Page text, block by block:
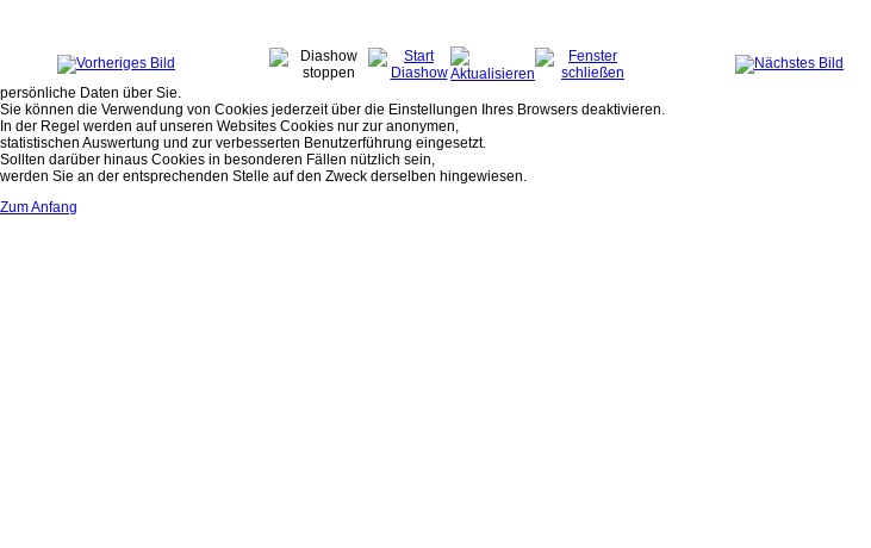
persönliche Daten über Sie.
Sie können die Verwendung von Cookies jederzeit über die Einstellungen Ihres Browsers deaktivieren.
In der Regel werden auf unseren Websites Cookies nur zur anonymen,
statistischen Auswertung und zur verbesserten Benutzerführung eingesetzt.
Sollten darüber hinaus Cookies in besonderen Fällen nützlich sein,
werden Sie an der entsprechenden Stelle auf den Zweck derselben hingewiesen.
Zum Anfang